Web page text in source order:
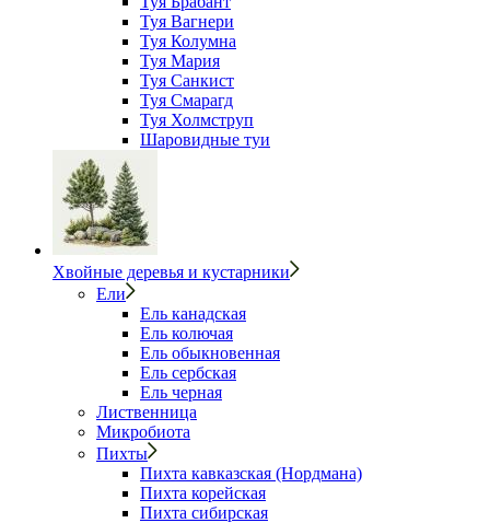
Туя Вагнери
Туя Колумна
Туя Мария
Туя Санкист
Туя Смарагд
Туя Холмструп
Шаровидные туи
Хвойные деревья и кустарники
Ели
Ель канадская
Ель колючая
Ель обыкновенная
Ель сербская
Ель черная
Лиственница
Микробиота
Пихты
Пихта кавказская (Нордмана)
Пихта корейская
Пихта сибирская